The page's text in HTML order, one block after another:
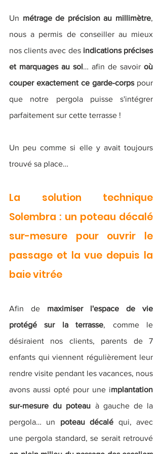
Un métrage de précision au millimètre,
nous a permis de conseiller au mieux
nos clients avec des indications précises
et marquages au sol… afin de savoir où
couper exactement ce garde-corps pour
que notre pergola puisse s'intégrer
parfaitement sur cette terrasse !
Un peu comme si elle y avait toujours
trouvé sa place…
La solution technique
Solembra : un poteau décalé
sur-mesure pour ouvrir le
passage et la vue depuis la
baie vitrée
Afin de maximiser l'espace de vie
protégé sur la terrasse, comme le
désiraient nos clients, parents de 7
enfants qui viennent régulièrement leur
rendre visite pendant les vacances, nous
avons aussi opté pour une implantation
sur-mesure du poteau à gauche de la
pergola… un poteau décalé qui, avec